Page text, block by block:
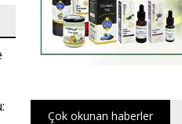
Çok okunan haberler